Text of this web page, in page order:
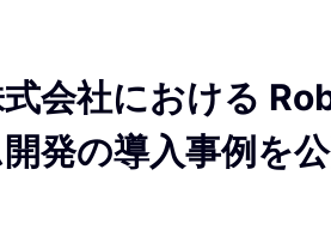
会社における
発の導入事例を